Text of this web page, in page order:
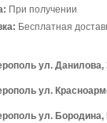
При получении
Бесплатная
ул. Данилова,
ул.
ул. Бородина,